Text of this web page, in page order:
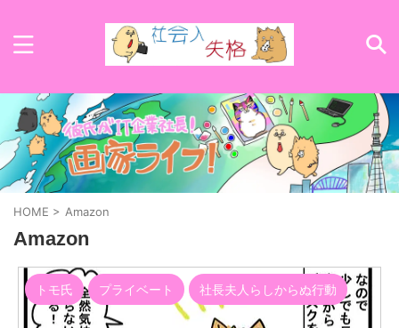
HOME > Amazon
Amazon
トモ氏 プライベート 社長夫人らしからぬ行動